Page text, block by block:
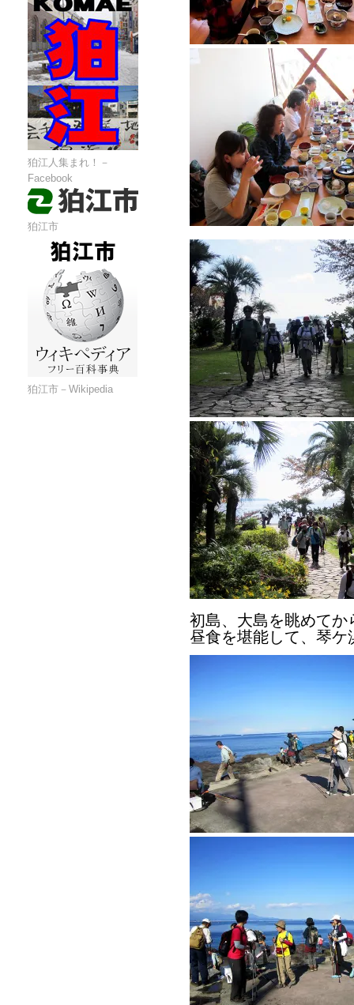
狛江人集まれ！－
Facebook
狛江市
狛江市－Wikipedia
初島、大島を眺めて
昼食を堪能して、琴